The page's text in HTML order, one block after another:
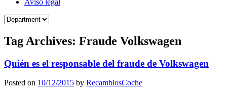
Tag Archives: Fraude Volkswagen
Quién es el responsable del fraude de Volkswagen
Posted on 10/12/2015 by RecambiosCoche